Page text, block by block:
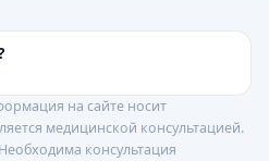
на сайте носит
медицинской консультацией.
консультация